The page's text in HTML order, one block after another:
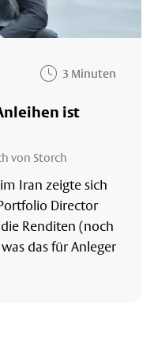
3 Minuten
ist
von Storch
Iran zeigte sich
Director
Renditen (noch
das für Anleger